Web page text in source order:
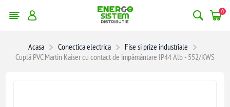
0
Acasa Conectica electrica
Fise si prize industriale
Cuplă PVC Martin Kaiser cu contact de împământare IP44 Alb - 552/KWS